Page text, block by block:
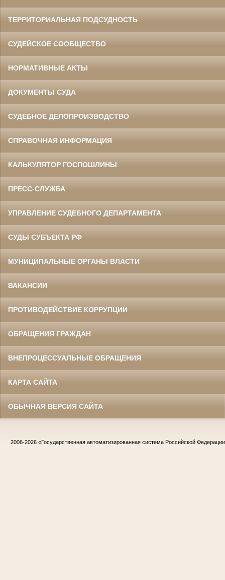
ТЕРРИТОРИАЛЬНАЯ ПОДСУДНОСТЬ
СУДЕЙСКОЕ СООБЩЕСТВО
НОРМАТИВНЫЕ АКТЫ
ДОКУМЕНТЫ СУДА
СУДЕБНОЕ ДЕЛОПРОИЗВОДСТВО
СПРАВОЧНАЯ ИНФОРМАЦИЯ
КАЛЬКУЛЯТОР ГОСПОШЛИНЫ
ПРЕСС-СЛУЖБА
УПРАВЛЕНИЕ СУДЕБНОГО ДЕПАРТАМЕНТА
СУДЫ СУБЪЕКТА РФ
МУНИЦИПАЛЬНЫЕ ОРГАНЫ ВЛАСТИ
ВАКАНСИИ
ПРОТИВОДЕЙСТВИЕ КОРРУПЦИИ
ОБРАЩЕНИЯ ГРАЖДАН
ВНЕПРОЦЕССУАЛЬНЫЕ ОБРАЩЕНИЯ
КАРТА САЙТА
ОБЫЧНАЯ ВЕРСИЯ САЙТА
2006-2026 «Государственная автоматизированная система Российской